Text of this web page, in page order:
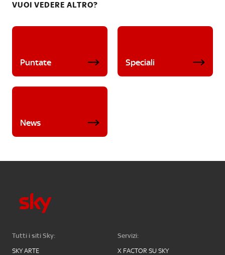
VUOI VEDERE ALTRO?
Puntate Speciali
News
Tutti i siti Sky:
SKY ARTE
Servizi:
X FACTOR SU SKY